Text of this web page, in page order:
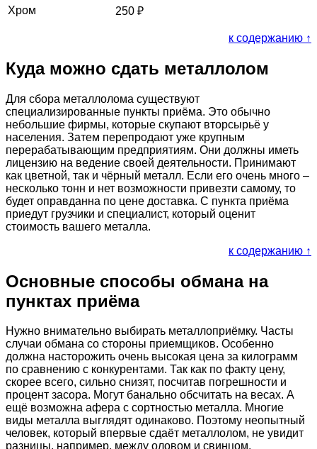
Хром
250 ₽
к содержанию ↑
Куда можно сдать металлолом
Для сбора металлолома существуют
специализированные пункты приёма. Это обычно
небольшие фирмы, которые скупают вторсырьё у
населения. Затем перепродают уже крупным
перерабатывающим предприятиям. Они должны иметь
лицензию на ведение своей деятельности. Принимают
как цветной, так и чёрный металл. Если его очень много –
несколько тонн и нет возможности привезти самому, то
будет оправданна по цене доставка. С пункта приёма
приедут грузчики и специалист, который оценит
стоимость вашего металла.
к содержанию ↑
Основные способы обмана на
пунктах приёма
Нужно внимательно выбирать металлоприёмку. Часты
случаи обмана со стороны приемщиков. Особенно
должна насторожить очень высокая цена за килограмм
по сравнению с конкурентами. Так как по факту цену,
скорее всего, сильно снизят, посчитав погрешности и
процент засора. Могут банально обсчитать на весах. А
ещё возможна афера с сортностью металла. Многие
виды металла выглядят одинаково. Поэтому неопытный
человек, который впервые сдаёт металлолом, не увидит
разницы, например, между оловом и свинцом.